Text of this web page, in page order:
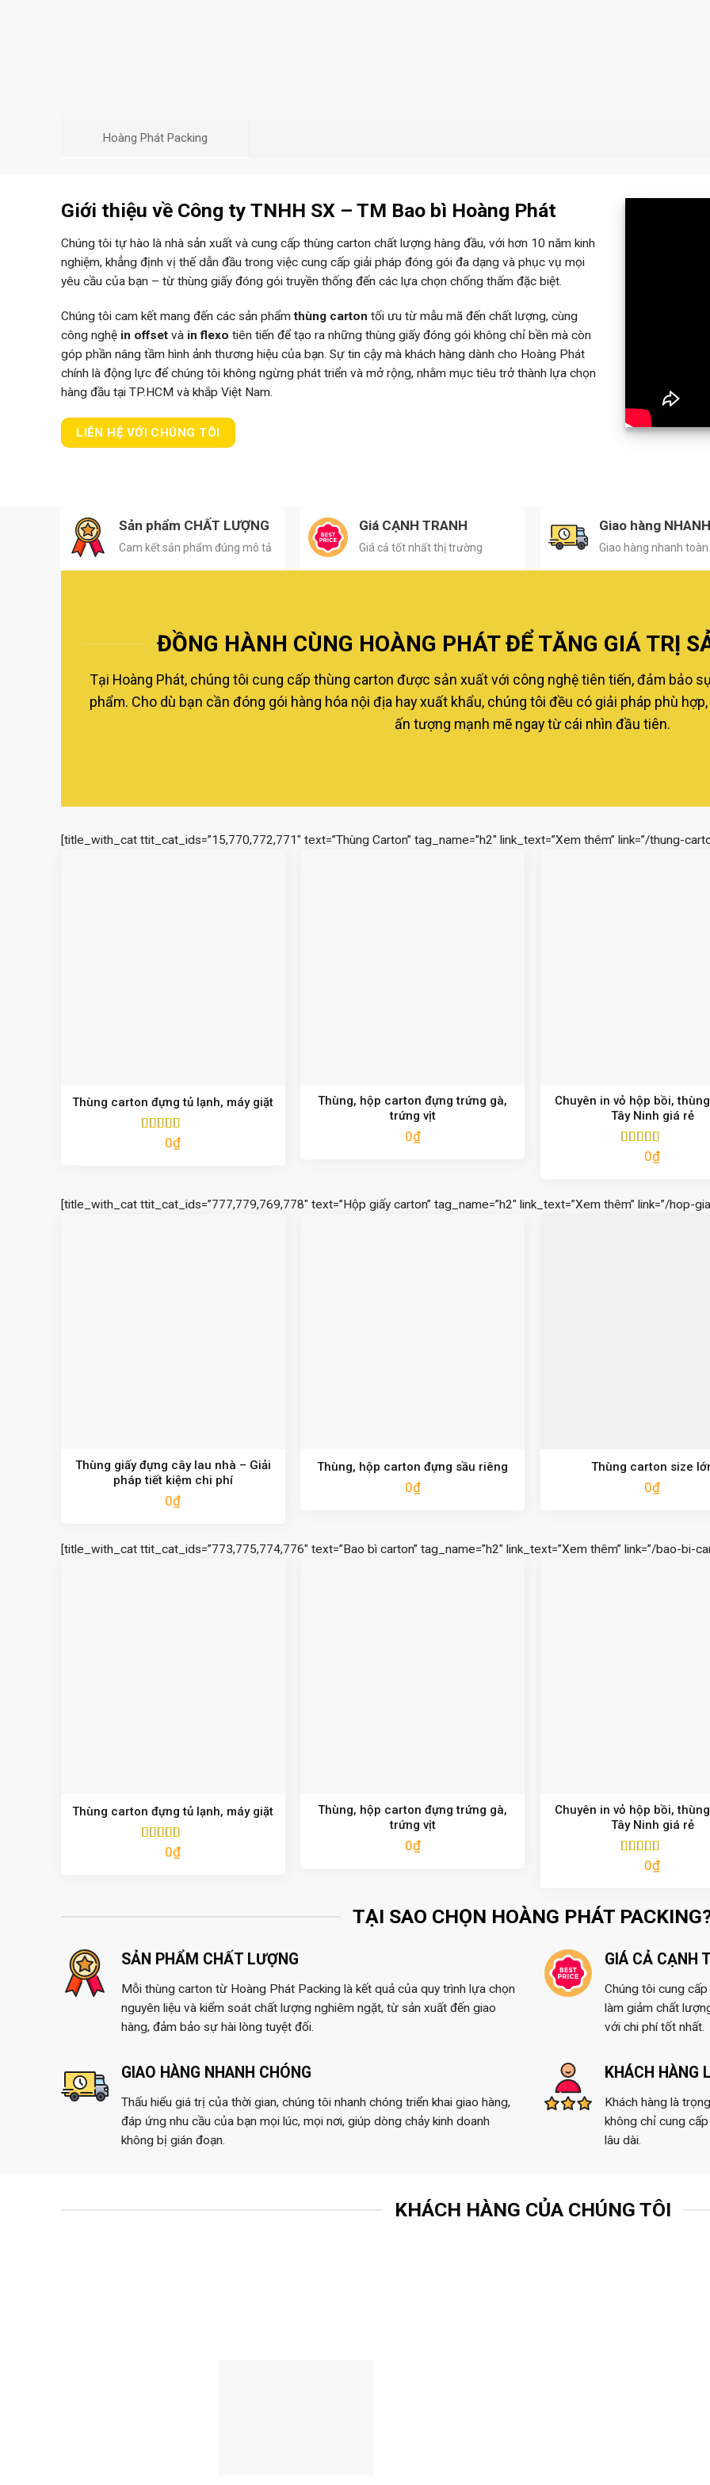
Hoàng Phát Packing
Giới thiệu về Công ty TNHH SX – TM Bao bì Hoàng Phát
Chúng tôi tự hào là nhà sản xuất và cung cấp thùng carton chất lượng hàng đầu, với hơn 10 năm kinh
nghiệm, khẳng định vị thế dẫn đầu trong việc cung cấp giải pháp đóng gói đa dạng và phục vụ mọi
yêu cầu của bạn – từ thùng giấy đóng gói truyền thống đến các lựa chọn chống thấm đặc biệt.
Chúng tôi cam kết mang đến các sản phẩmthùng carton tối ưu từ mẫu mã đến chất lượng, cùng
công nghệ in offset và in flexo tiên tiến để tạo ra những thùng giấy đóng gói không chỉ bền mà còn
góp phần nâng tầm hình ảnh thương hiệu của bạn. Sự tin cậy mà khách hàng dành cho Hoàng Phát
chính là động lực để chúng tôi không ngừng phát triển và mở rộng, nhằm mục tiêu trở thành lựa chọn
hàng đầu tại TP.HCM và khắp Việt Nam.
LIÊN HỆ VỚI CHÚNG TÔI
Sản phẩm CHẤT LƯỢNG
Cam kết sản phẩm đúng mô tả
Giá CẠNH TRANH
Giá cả tốt nhất thị trường
Giao hàng NHANH
Giao hàng nhanh
ĐỒNG HÀNH CÙNG HOÀNG PHÁT ĐỂ TĂNG GIÁ TRỊ
Tại Hoàng Phát, chúng tôi cung cấp thùng carton được sản xuất với công nghệ tiên tiến, đảm bảo
phẩm. Cho dù bạn cần đóng gói hàng hóa nội địa hay xuất khẩu, chúng tôi đều có giải pháp phù
ấn tượng mạnh mẽ ngay từ cái nhìn đầu tiên.
[title_with_cat ttit_cat_ids=”15,770,772,771″ text=”Thùng Carton” tag_name=”h2″ link_text=”Xem thêm” link=”/thung-
Thùng carton đựng tủ lạnh, máy giặt
Được xếp
0₫
Thùng, hộp carton đựng trứng gà,
trứng vịt
0₫
Chuyên in vỏ hộp bồi,
Tây Ninh giá rẻ
Được xếp
0₫
[title_with_cat ttit_cat_ids=”777,779,769,778″ text=”Hộp giấy carton” tag_name=”h2″ link_text=”Xem thêm” link=”/hop-
Thùng giấy đựng cây lau nhà – Giải
pháp tiết kiệm chi phí
0₫
Thùng, hộp carton đựng sầu riêng
0₫
Thùng carton size
0₫
[title_with_cat ttit_cat_ids=”773,775,774,776″ text=”Bao bì carton” tag_name=”h2″ link_text=”Xem thêm” link=”/bao-bi-
Thùng carton đựng tủ lạnh, máy giặt
Được xếp
0₫
Thùng, hộp carton đựng trứng gà,
trứng vịt
0₫
Chuyên in vỏ hộp bồi,
Tây Ninh giá rẻ
Được xếp
0₫
TẠI SAO CHỌN HOÀNG PHÁT
SẢN PHẨM CHẤT LƯỢNG
Mỗi thùng carton từ Hoàng Phát Packing là kết quả của quy trình lựa chọn
nguyên liệu và kiểm soát chất lượng nghiêm ngặt, từ sản xuất đến giao
hàng, đảm bảo sự hài lòng tuyệt đối.
GIÁ CẢ CẠNH
Chúng tôi cung
làm giảm chất
với chi phí tốt nhất.
GIAO HÀNG NHANH CHÓNG
Thấu hiểu giá trị của thời gian, chúng tôi nhanh chóng triển khai giao hàng,
đáp ứng nhu cầu của bạn mọi lúc, mọi nơi, giúp dòng chảy kinh doanh
không bị gián đoạn.
KHÁCH HÀNG
Khách hàng là
không chỉ cung
lâu dài.
KHÁCH HÀNG CỦA CHÚNG TÔI